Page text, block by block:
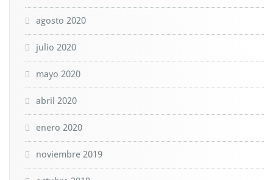
agosto 2020
julio 2020
mayo 2020
abril 2020
enero 2020
noviembre 2019